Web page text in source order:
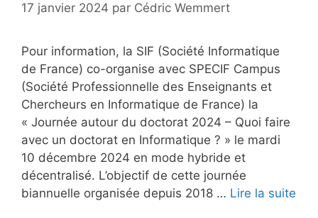
17 janvier 2024 par Cédric Wemmert
Pour information, la SIF (Société Informatique
de France) co-organise avec SPECIF Campus
(Société Professionnelle des Enseignants et
Chercheurs en Informatique de France) la
« Journée autour du doctorat 2024 – Quoi faire
avec un doctorat en Informatique ? » le mardi
10 décembre 2024 en mode hybride et
décentralisé. L’objectif de cette journée
biannuelle organisée depuis 2018 … Lire la suite